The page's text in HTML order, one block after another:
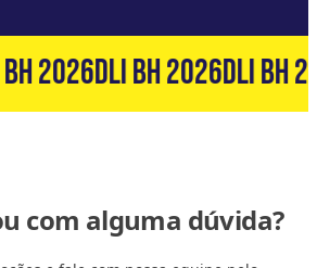
2026DLI BH 2026DLI BH
com alguma dúvida?